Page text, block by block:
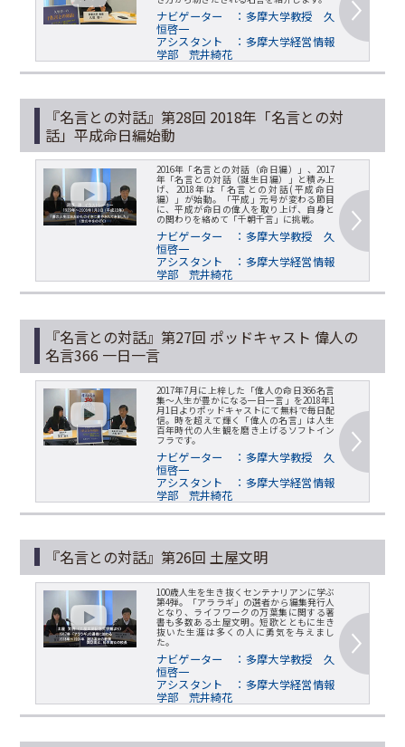
ナビゲーター ：多摩大学教授 久
恒啓一
アシスタント ：多摩大学経営情報
学部 荒井綺花
『名言との対話』第28回 2018年「名言との対
話」平成命日編始動
2016年「名言との対話（命日編）」、2017
年「名言との対話（誕生日編）」と積み上
げ、2018年は「名言との対話(平成命日
編）」が始動。「平成」元号が変わる節目
に、平成が命日の偉人を取り上げ、自身と
の関わりを絡めて「千朝千言」に挑戦。
ナビゲーター ：多摩大学教授 久
恒啓一
アシスタント ：多摩大学経営情報
学部 荒井綺花
『名言との対話』第27回 ポッドキャスト 偉人の
名言366 一日一言
2017年7月に上梓した「偉人の命日366名言
集～人生が豊かになる一日一言」を2018年1
月1日よりポッドキャストにて無料で毎日配
信。時を超えて輝く「偉人の名言」は人生
百年時代の人生観を磨き上げるソフトイン
フラです。
ナビゲーター ：多摩大学教授 久
恒啓一
アシスタント ：多摩大学経営情報
学部 荒井綺花
『名言との対話』第26回 土屋文明
100歳人生を生き抜くセンテナリアンに学ぶ
第4弾。「アララギ」の選者から編集発行人
となり、ライフワークの万葉集に関する著
書も多数ある土屋文明。短歌とともに生き
抜いた生涯は多くの人に勇気を与えまし
た。
ナビゲーター ：多摩大学教授 久
恒啓一
アシスタント ：多摩大学経営情報
学部 荒井綺花